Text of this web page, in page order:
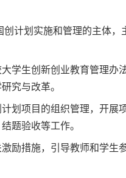
创计划实施和管理的主体，
大学生创新创业教育管理办
究与改革。
计划项目的组织管理，开展
题验收等工作。
激励措施，引导教师和学生